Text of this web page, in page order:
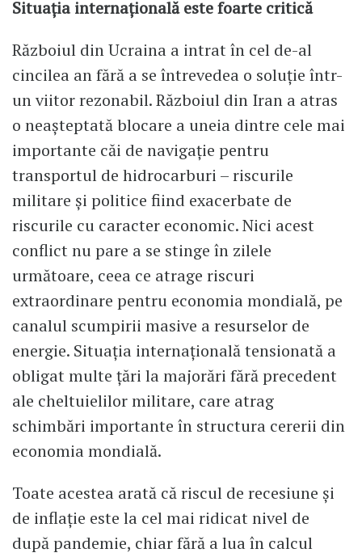
Situația internațională este foarte critică
Războiul din Ucraina a intrat în cel de-al
cincilea an fără a se întrevedea o soluție într-
un viitor rezonabil. Războiul din Iran a atras
o neașteptată blocare a uneia dintre cele mai
importante căi de navigație pentru
transportul de hidrocarburi – riscurile
militare și politice fiind exacerbate de
riscurile cu caracter economic. Nici acest
conflict nu pare a se stinge în zilele
următoare, ceea ce atrage riscuri
extraordinare pentru economia mondială, pe
canalul scumpirii masive a resurselor de
energie. Situația internațională tensionată a
obligat multe țări la majorări fără precedent
ale cheltuielilor militare, care atrag
schimbări importante în structura cererii din
economia mondială.
Toate acestea arată că riscul de recesiune și
de inflație este la cel mai ridicat nivel de
după pandemie, chiar fără a lua în calcul